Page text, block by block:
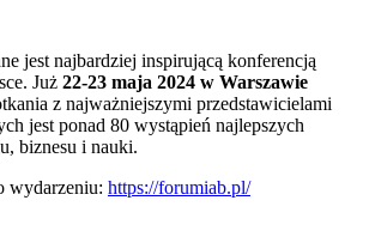
jest najbardziej inspirującą konferencją
Już 22-23 maja 2024 w Warszawie
z najważniejszymi przedstawicielami
jest ponad 80 wystąpień najlepszych
biznesu i nauki.
wydarzeniu: https://forumiab.pl/